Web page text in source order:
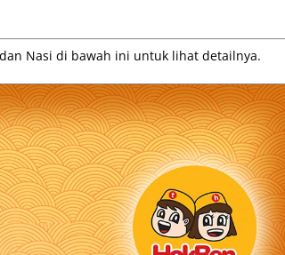
dan Nasi di bawah ini untuk lihat detailnya.